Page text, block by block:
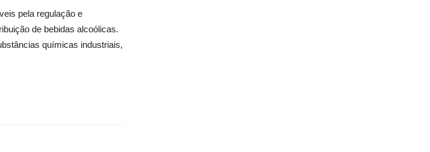
pela regulação e
de bebidas alcoólicas.
químicas industriais,